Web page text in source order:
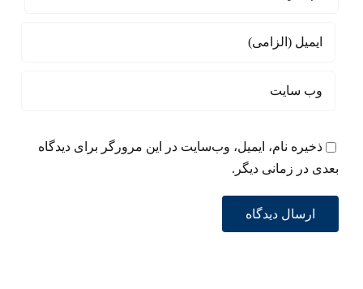
ذخیره نام، ایمیل، وب‌سایت در این مرورگر برای دیدگاه
بعدی در زمانی دیگر.